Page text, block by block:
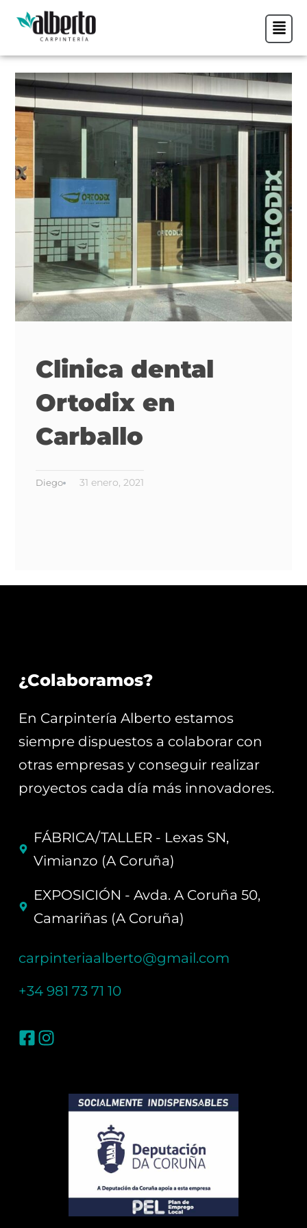
Clinica dental
Ortodix en
Carballo
Diego 31 enero, 2021
¿Colaboramos?
En Carpintería Alberto estamos
siempre dispuestos a colaborar con
otras empresas y conseguir realizar
proyectos cada día más innovadores.
FÁBRICA/TALLER - Lexas SN,
Vimianzo (A Coruña)
EXPOSICIÓN - Avda. A Coruña 50,
Camariñas (A Coruña)
carpinteriaalberto@gmail.com
+34 981 73 71 10